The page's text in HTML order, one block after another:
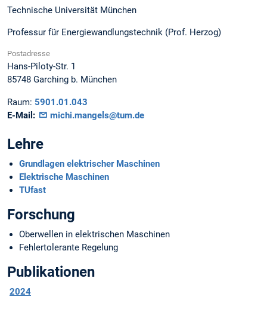
Technische Universität München
Professur für Energiewandlungstechnik (Prof. Herzog)
Postadresse
Hans-Piloty-Str. 1
85748 Garching b. München
Raum: 5901.01.043
E-Mail:
michi.mangels@tum.de
Lehre
Grundlagen elektrischer Maschinen
Elektrische Maschinen
TUfast
Forschung
Oberwellen in elektrischen Maschinen
Fehlertolerante Regelung
Publikationen
2024